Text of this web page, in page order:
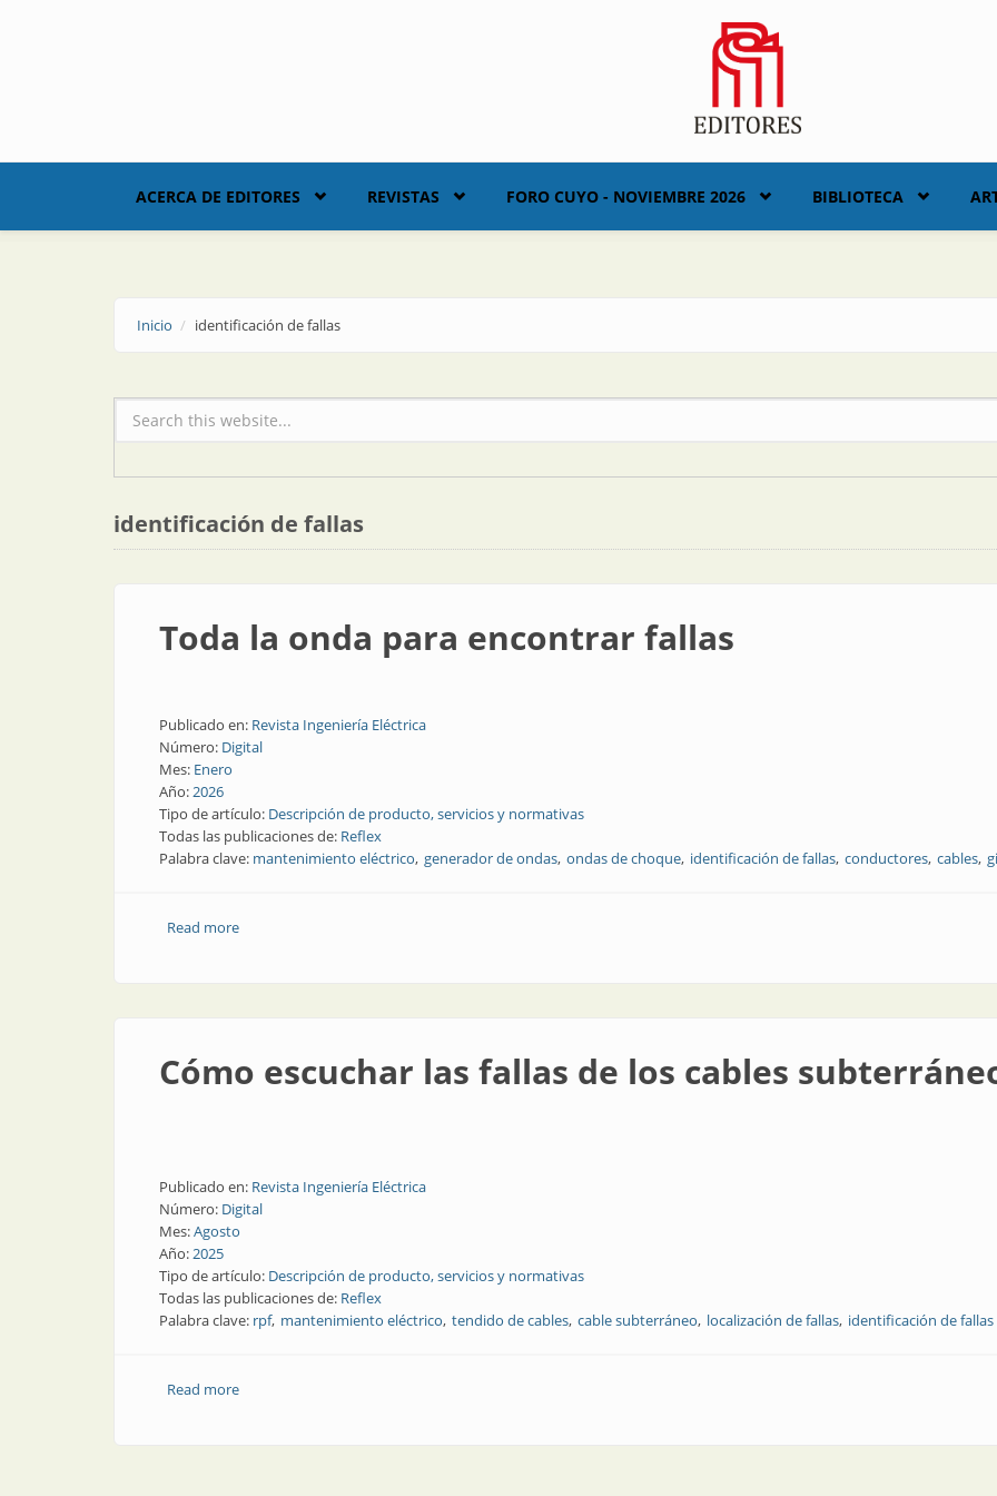
ACERCA DE EDITORES REVISTAS FORO CUYO - NOVIEMBRE 2026 BIBLIOTECA
Inicio identificación de fallas
Formulario de búsqueda
identificación de fallas
Toda la onda para encontrar fallas
Publicado en: Revista Ingeniería Eléctrica
Número: Digital
Mes: Enero
Año:2026
Tipo de artículo: Descripción de producto, servicios y normativas
Todas las publicaciones de: Reflex
Palabra clave: mantenimiento eléctrico generador de ondas ondas de choque identificación de fallas conductores cables
Read moreabout Toda la onda para encontrar fallas
Cómo escuchar las fallas de los cables
Publicado en: Revista Ingeniería Eléctrica
Número: Digital
Mes:Agosto
Año:2025
Tipo de artículo: Descripción de producto, servicios y normativas
Todas las publicaciones de: Reflex
Palabra clave: rpf mantenimiento eléctrico tendido de cables cable subterráneo localización de fallas identificación de fallas
Read moreabout Cómo escuchar las fallas de los cables subterráneos